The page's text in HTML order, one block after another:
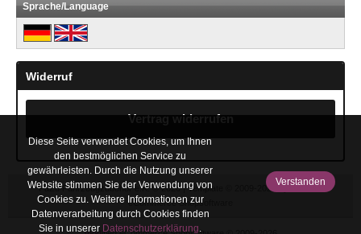
Sprache/Language
Widerruf
Vertrag widerrufen
FaZu Fahrzeugzubehör e.K. © 2026 | Template © 2009-2026 by
eCommerce Shopsoftware
Diese Seite verwendet Cookies, um Ihnen
den bestmöglichen Service zu
gewährleisten. Durch die Nutzung unserer
Website stimmen Sie der Verwendung von
Cookies zu. Weitere Informationen zur
Datenverarbeitung durch Cookies finden
Sie in unserer Datenschutzerklärung.
Verstanden